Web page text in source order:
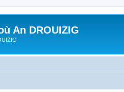
An DROUIZIG